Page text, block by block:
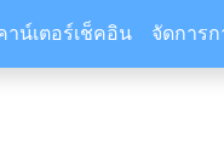
าน์เตอร์เช็คอิน จัดการก